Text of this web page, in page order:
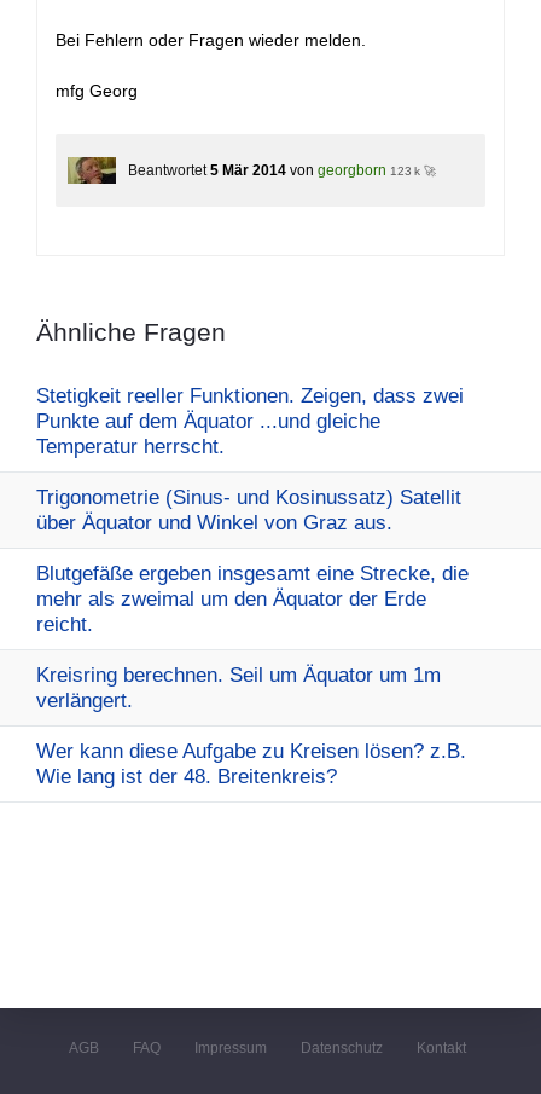
Bei Fehlern oder Fragen wieder melden.
mfg Georg
Beantwortet 5 Mär 2014 von georgborn 123 k 🚀
Ähnliche Fragen
Stetigkeit reeller Funktionen. Zeigen, dass zwei
Punkte auf dem Äquator ...und gleiche
Temperatur herrscht.
Trigonometrie (Sinus- und Kosinussatz) Satellit
über Äquator und Winkel von Graz aus.
Blutgefäße ergeben insgesamt eine Strecke, die
mehr als zweimal um den Äquator der Erde
reicht.
Kreisring berechnen. Seil um Äquator um 1m
verlängert.
Wer kann diese Aufgabe zu Kreisen lösen? z.B.
Wie lang ist der 48. Breitenkreis?
AGB FAQ Impressum Datenschutz Kontakt